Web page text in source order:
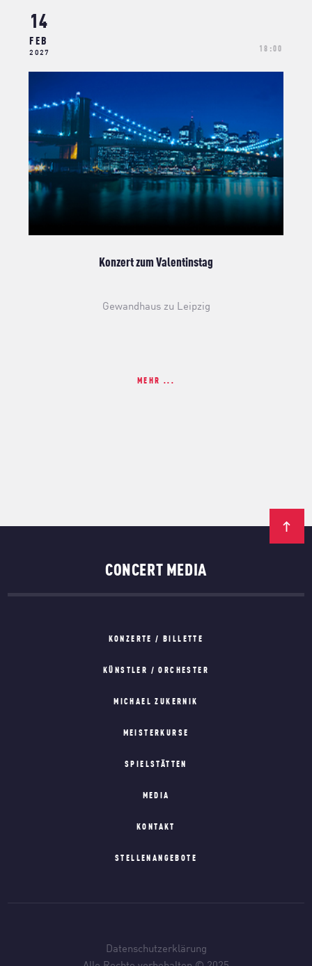
14
FEB
2027 18:00
Konzert zum Valentinstag
Gewandhaus zu Leipzig
MEHR ...
CONCERT MEDIA
KONZERTE / BILLETTE
KÜNSTLER / ORCHESTER
MICHAEL ZUKERNIK
MEISTERKURSE
SPIELSTÄTTEN
MEDIA
KONTAKT
STELLENANGEBOTE
Datenschutzerklärung